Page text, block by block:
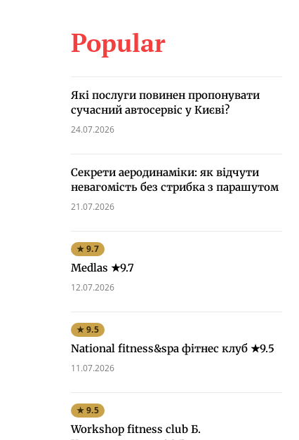
Popular
Які послуги повинен пропонувати
сучасний автосервіс у Києві?
24.07.2026
Секрети аеродинаміки: як відчути
невагомість без стрибка з парашутом
21.07.2026
★ 9.7
Medlas ★9.7
12.07.2026
★ 9.5
National fitness&spa фітнес клуб ★9.5
11.07.2026
★ 9.5
Workshop fitness club Б.